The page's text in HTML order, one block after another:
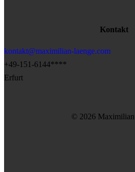
Kontakt
kontakt@maximilian-laenge.com
+49-151-6144****
Erfurt
© 2026